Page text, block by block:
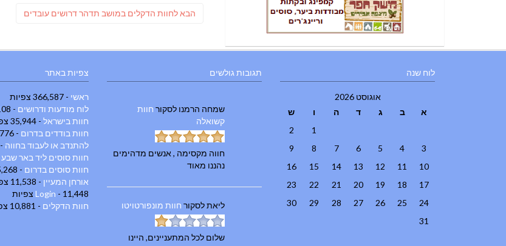
הבאפוסט
לחוות הדקלים במושב תדהר דרושים עובדים
צפיות באתר
ראשי - 366,587 צפיות
לוח מודעות ודרושים - 44,108 צפיות
חוות בישראל - 35,944 צפיות
חוות בודדים בדרום - 33,776 צפיות
להתנדב או לעבוד בחווה - 29,942 צפיות
חוות סוסים ליד באר שבע
חוות סוסים בדרום - 15,268 צפיות
אורחן המעיין - 11,538 צפיות
Login - 11,448 צפיות
חוות הדקלים - 10,881 צפיות
תגובות גולשים
שמחה הרמנו לסקור חוות
קשואלה
חווה מקסימה , אנשים מדהימים
נהננו מאוד
ליאתלסקור חוות מונפורטויטו
שלום לכל המתעניינים, היינו
לוח שנה
אוגוסט 2026
א
ב ג ד ה ו
ש
1
2
3
4
5
6
7
8
9
10
11
12
13
14
15
16
17
18
19
20
21
22
23
24
25
26
27
28
29
30
31